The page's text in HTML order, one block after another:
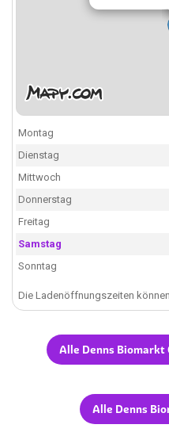
Montag
Dienstag
Mittwoch
Donnerstag
Freitag
Samstag
Sonntag
Die Ladenöffnungszeiten
Alle Denns Biomarkt
Alle Denns